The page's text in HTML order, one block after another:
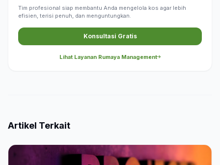
Tim profesional siap membantu Anda mengelola kos agar lebih
efisien, terisi penuh, dan menguntungkan.
Konsultasi Gratis
Lihat Layanan Rumaya Management
Artikel Terkait